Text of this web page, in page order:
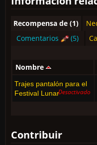
Recompensa de (1)
Comentarios
(5)
Nombre
Trajes pantalón para el
Festival LunarDesactivado
Contribuir